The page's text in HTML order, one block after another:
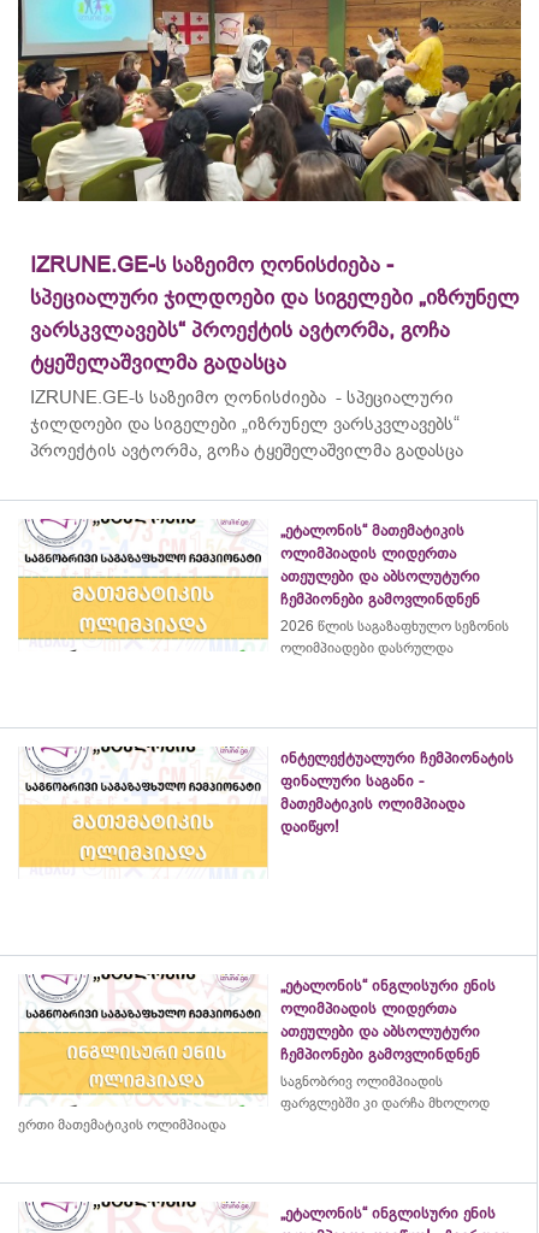
IZRUNE.GE-ს საზეიმო ღონისძიება -
სპეციალური ჯილდოები და სიგელები „იზრუნელ
ვარსკვლავებს“ პროექტის ავტორმა, გოჩა
ტყეშელაშვილმა გადასცა
IZRUNE.GE-ს საზეიმო ღონისძიება - სპეციალური
ჯილდოები და სიგელები „იზრუნელ ვარსკვლავებს“
პროექტის ავტორმა, გოჩა ტყეშელაშვილმა გადასცა
„ეტალონის“ მათემატიკის
ოლიმპიადის ლიდერთა
ათეულები და აბსოლუტური
ჩემპიონები გამოვლინდნენ
2026 წლის საგაზაფხულო სეზონის
ოლიმპიადები დასრულდა
ინტელექტუალური ჩემპიონატის
ფინალური საგანი -
მათემატიკის ოლიმპიადა
დაიწყო!
„ეტალონის“ ინგლისური ენის
ოლიმპიადის ლიდერთა
ათეულები და აბსოლუტური
ჩემპიონები გამოვლინდნენ
საგნობრივ ოლიმპიადის
ფარგლებში კი დარჩა მხოლოდ
ერთი მათემატიკის ოლიმპიადა
„ეტალონის“ ინგლისური ენის